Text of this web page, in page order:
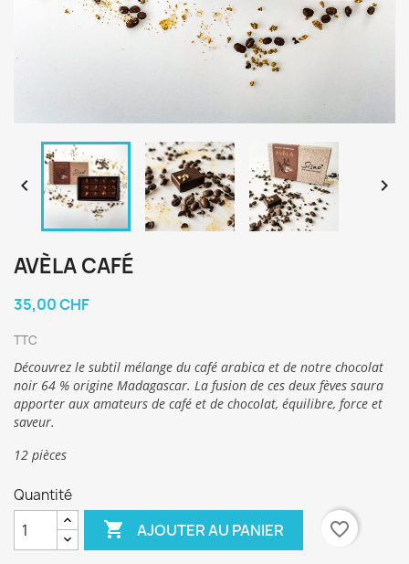
 
AVÈLA CAFÉ
35,00 CHF
TTC
Découvrez le subtil mélange du café arabica et de notre chocolat
noir 64 % origine Madagascar. La fusion de ces deux fèves saura
apporter aux amateurs de café et de chocolat, équilibre, force et
saveur.
12 pièces
Quantité
 AJOUTER AU PANIER favorite_border